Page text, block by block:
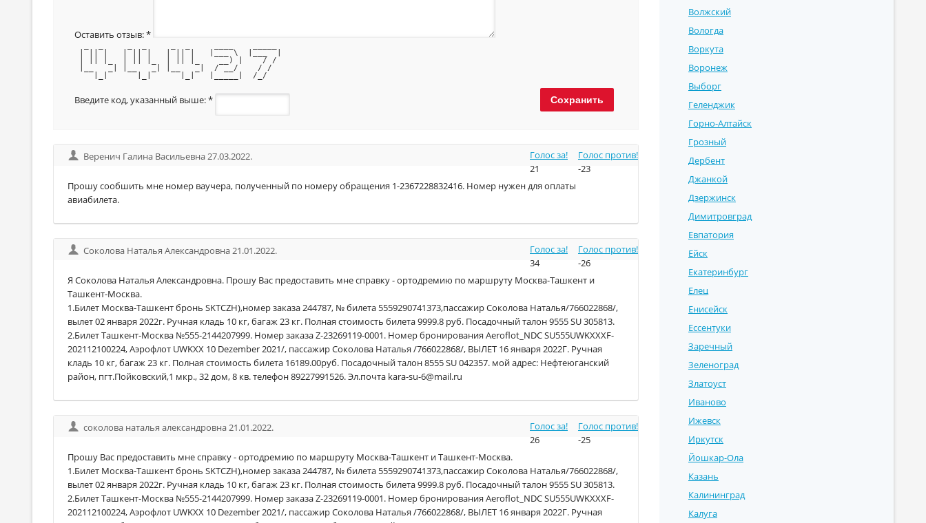
Оставить отзыв:*
| || |   | || |   | || |   |___ \  |___  |
| || |_  | || |_  | || |_    __) |    / /
|__   _| |__   _| |__   _|  / __/    / /
    |_|      |_|      |_|   |_____|  /_/
Введите код, указанный выше:*
Веренич Галина Васильевна 27.03.2022.
Голос за!
21
Голос против!
-23
Прошу сообшить мне номер ваучера, полученный по номеру обращения 1-2367228832416. Номер нужен для оплаты
авиабилета.
Соколова Наталья Александровна 21.01.2022.
Голос за!
34
Голос против!
-26
Я Cоколова Наталья Александровна. Прошу Вас предоставить мне справку - ортодремию по маршруту Москва-Ташкент и
Ташкент-Москва.
1.Билет Москва-Ташкент бронь SKTCZH),номер заказа 244787, № билета 5559290741373,пассажир Соколова Наталья/766022868/,
вылет 02 января 2022г. Ручная кладь 10 кг, багаж 23 кг. Полная стоимость билета 9999.8 руб. Посадочный талон 9555 SU 305813.
2.Билет Ташкент-Москва №555-2144207999. Номер заказа Z-23269119-0001. Номер бронирования Aeroflot_NDC SU555UWKXXXF-
202112100224, Аэрофлот UWKXX 10 Dezember 2021/, пассажир Соколова Наталья /766022868/, ВЫЛЕТ 16 января 2022Г. Ручная
кладь 10 кг, багаж 23 кг. Полная стоимость билета 16189.00руб. Посадочный талон 8555 SU 042357. мой адрес: Нефтеюганский
район, пгт.Пойковский,1 мкр., 32 дом, 8 кв. телефон 89227991526. Эл.почта kara-su-6@mail.ru
соколова наталья александровна 21.01.2022.
Голос за!
26
Голос против!
-25
Прошу Вас предоставить мне справку - ортодремию по маршруту Москва-Ташкент и Ташкент-Москва.
1.Билет Москва-Ташкент бронь SKTCZH),номер заказа 244787, № билета 5559290741373,пассажир Соколова Наталья/766022868/,
вылет 02 января 2022г. Ручная кладь 10 кг, багаж 23 кг. Полная стоимость билета 9999.8 руб. Посадочный талон 9555 SU 305813.
2.Билет Ташкент-Москва №555-2144207999. Номер заказа Z-23269119-0001. Номер бронирования Aeroflot_NDC SU555UWKXXXF-
202112100224, Аэрофлот UWKXX 10 Dezember 2021/, пассажир Соколова Наталья /766022868/, ВЫЛЕТ 16 января 2022Г. Ручная
Волжский
Вологда
Воркута
Воронеж
Выборг
Геленджик
Горно-Алтайск
Грозный
Дербент
Джанкой
Дзержинск
Димитровград
Евпатория
Ейск
Екатеринбург
Елец
Енисейск
Ессентуки
Заречный
Зеленоград
Златоуст
Иваново
Ижевск
Иркутск
Йошкар-Ола
Казань
Калининград
Калуга